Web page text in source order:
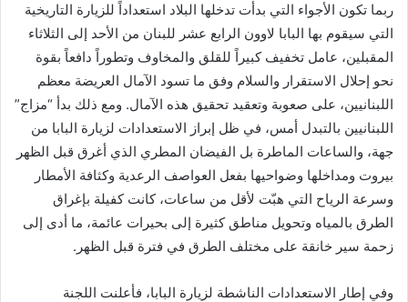
ربما تكون الأجواء التي بدأت تدخلها البلاد استعداداً للزيارة التاريخية
التي سيقوم بها البابا لاوون الرابع عشر للبنان من الأحد إلى الثلاثاء
المقبلين، عامل تخفيف كبيراً للقلق والمخاوف وتطوراً دافعاً بقوة
نحو إحلال الاستقرار والسلام وفق ما تسود الآمال العريضة معظم
اللبنانيين، على صعوبة وتعقيد تحقيق هذه الآمال. ومع ذلك بدأ “مزاج”
اللبنانيين بالتبدل أمس، في ظل إبراز الاستعدادات لزيارة البابا من
جهة، والساعات الماطرة بل الفيضان المطري الذي أغرق قبل الظهر
بيروت ومداخلها وضواحيها بفعل العواصف الرعدية وكثافة الأمطار
وسرعة الرياح التي هبّت لأقل من ساعات، كانت كفيلة بإغراق
الطرق بالمياه وتحويل مناطق كثيرة إلى بحيرات عائمة، ما أدى إلى
زحمة سير خانقة على مختلف الطرق في فترة قبل الظهر.
وفي إطار الاستعدادات الناشطة لزيارة البابا، فأعلنت اللجنة